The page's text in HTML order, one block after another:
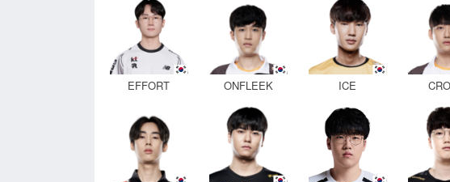
EFFORT ONFLEEK ICE